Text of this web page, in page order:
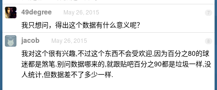
7
49degree May 26, 2015
我只想问，得出这个数据有什么意义呢？
8
jacob May 26, 2015
我对这个很有兴趣,不过这个东西不会受欢迎,因为百分之80的球
迷都是煞笔.别问数据哪来的,就跟贴吧百分之90都是垃圾一样,没
人统计,但数据差不了多少一样.